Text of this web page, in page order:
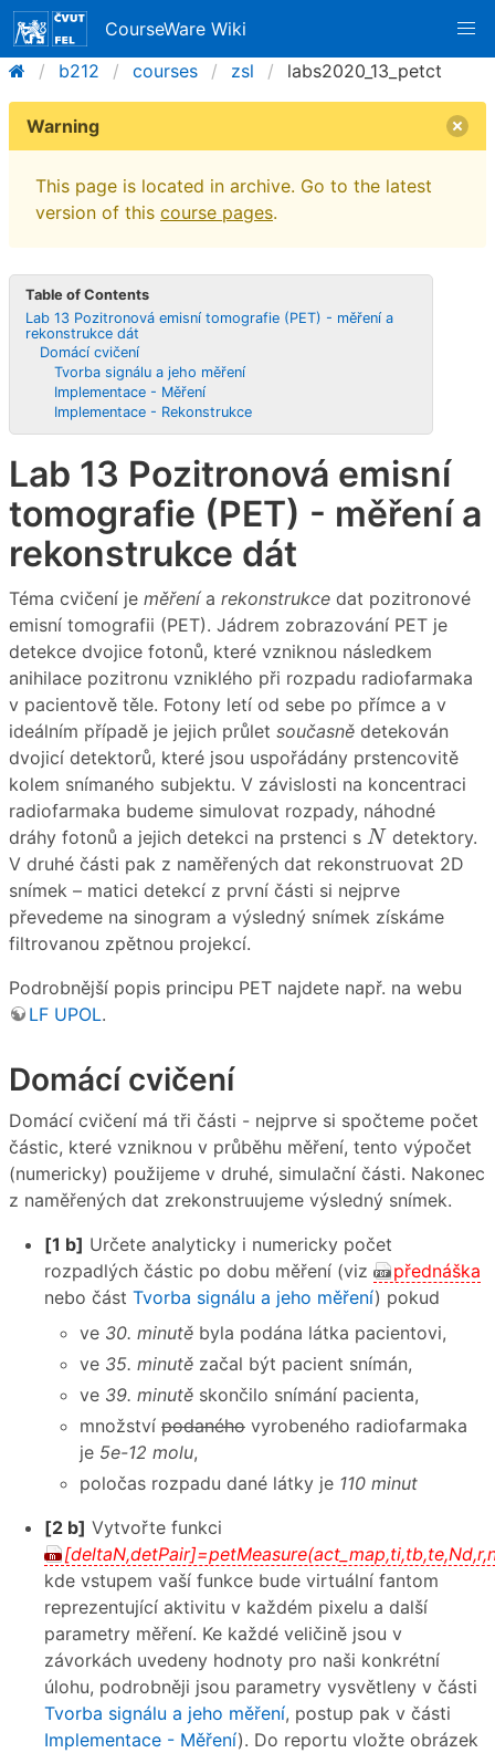
CourseWare Wiki
b212
courses zsl labs2020_13_petct
Warning
This page is located in archive. Go to the latest
version of this course pages.
Table of Contents
Lab 13 Pozitronová emisní tomografie (PET) - měření a
rekonstrukce dát
Domácí cvičení
Tvorba signálu a jeho měření
Implementace - Měření
Implementace - Rekonstrukce
Lab 13 Pozitronová emisní
tomografie (PET) - měření a
rekonstrukce dát
Téma cvičení je měřenía rekonstrukce dat pozitronové
emisní tomografii (PET). Jádrem zobrazování PET je
detekce dvojice fotonů, které vzniknou následkem
anihilace pozitronu vzniklého při rozpadu radiofarmaka
v pacientově těle. Fotony letí od sebe po přímce a v
ideálním případě je jejich průlet současně detekován
dvojicí detektorů, které jsou uspořádány prstencovitě
kolem snímaného subjektu. V závislosti na koncentraci
radiofarmaka budeme simulovat rozpady, náhodné
dráhy fotonů a jejich detekci na prstenci s N
Ndetektory.
V druhé části pak z naměřených dat rekonstruovat 2D
snímek – matici detekcí z první části si nejprve
převedeme na sinogram a výsledný snímek získáme
filtrovanou zpětnou projekcí.
Podrobnější popis principu PET najdete např. na webu
LF UPOL.
Domácí cvičení
Domácí cvičení má tři části - nejprve si spočteme počet
částic, které vzniknou v průběhu měření, tento výpočet
(numericky) použijeme v druhé, simulační části. Nakonec
z naměřených dat zrekonstruujeme výsledný snímek.
[1 b] Určete analyticky i numericky počet
rozpadlých částic po dobu měření (viz
přednáška
nebo část Tvorba signálu a jeho měření) pokud
ve 30. minutě byla podána látka pacientovi,
ve 35. minutě začal být pacient snímán,
ve 39. minutě skončilo snímání pacienta,
množství podaného vyrobeného radiofarmaka
je 5e-12 molu,
poločas rozpadu dané látky je 110 minut
[2 b] Vytvořte funkci
kde vstupem vaší funkce bude virtuální fantom
reprezentující aktivitu v každém pixelu a další
parametry měření. Ke každé veličině jsou v
závorkách uvedeny hodnoty pro naši konkrétní
úlohu, podrobněji jsou parametry vysvětleny v části
Tvorba signálu a jeho měření, postup pak v části
Implementace - Měření). Do reportu vložte obrázek